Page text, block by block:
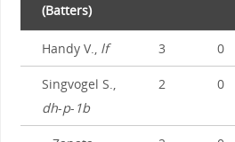
(Batters)
Handy V., lf 3 0
Singvogel S.,
dh-p- 1b
2 0